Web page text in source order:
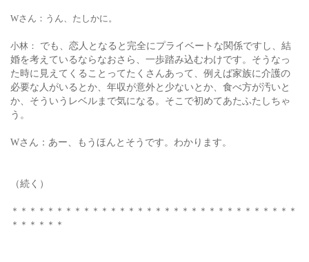
Wさん：うん、たしかに。
小林：
でも、恋人となると完全にプライベートな関係ですし、結
婚を考えているならなおさら、一歩踏み込むわけです。そうなっ
た時に見えてくることってたくさんあって、例えば家族に介護の
必要な人がいるとか、年収が意外と少ないとか、食べ方が汚いと
か、そういうレベルまで気になる。そこで初めてあたふたしちゃ
う。
Wさん：あー、もうほんとそうです。わかります。
（続く）
＊＊＊＊＊＊＊＊＊＊＊＊＊＊＊＊＊＊＊＊＊＊＊＊＊＊＊＊＊＊＊＊
＊＊＊＊＊＊